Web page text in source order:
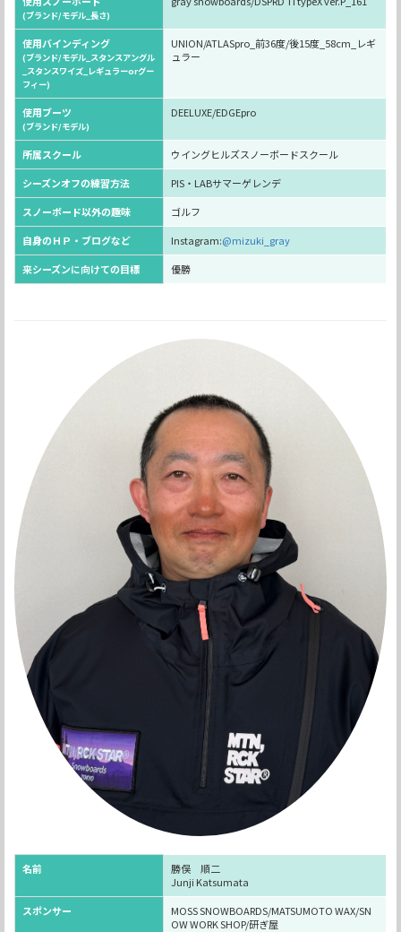
(ブランド/モデル_長さ)
使用バインディング
(ブランド/モデル_スタンスアングル
_スタンスワイズ_レギュラーorグー
フィー)
UNION/ATLASpro_前36度/後15度_58cm_レギ
ュラー
使用ブーツ
(ブランド/モデル)
DEELUXE/EDGEpro
所属スクール
ウイングヒルズスノーボードスクール
シーズンオフの練習方法
PIS・LABサマーゲレンデ
スノーボード以外の趣味
ゴルフ
自身のＨＰ・ブログなど
Instagram:@mizuki_gray
来シーズンに向けての目標
優勝
名前
勝俣 順二
Junji Katsumata
スポンサー
MOSS SNOWBOARDS/MATSUMOTO WAX/SN
OW WORK SHOP/研ぎ屋